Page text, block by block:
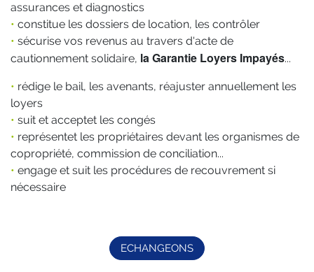
assurances et diagnostics
• constitue les dossiers de location, les contrôler
• sécurise vos revenus au travers d'acte de
cautionnement solidaire, la Garantie Loyers Impayés...
• rédige le bail, les avenants, réajuster annuellement les
loyers
• suit et acceptet les congés
• représentet les propriétaires devant les organismes de
copropriété, commission de conciliation...
• engage et suit les procédures de recouvrement si
nécessaire
ECHANGEONS